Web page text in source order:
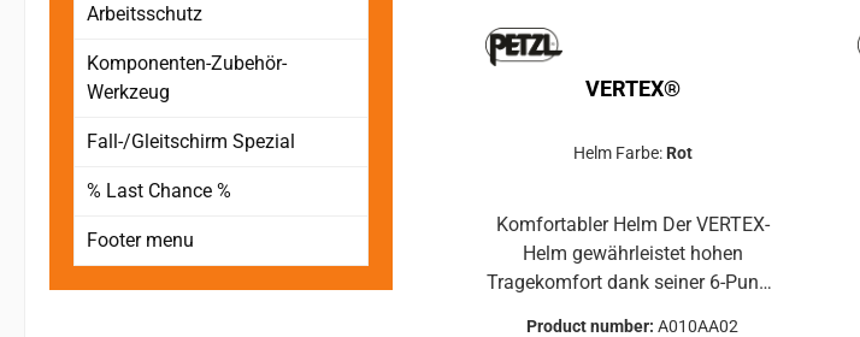
Arbeitsschutz
Komponenten-Zubehör-
Werkzeug
Fall-/Gleitschirm Spezial
% Last Chance %
Footer menu
VERTEX®
Helm Farbe: Rot
Komfortabler Helm Der VERTEX-
Helm gewährleistet hohen
Tragekomfort dank seiner 6-Punkt-
Product number:A010AA02